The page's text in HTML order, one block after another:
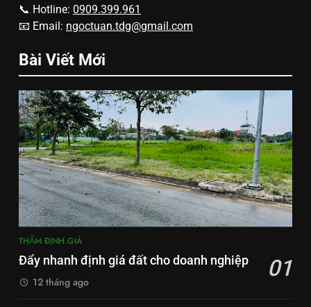
📞 Hotline: 0909.399.961
📧 Email: ngoctuan.tdg@gmail.com
Bài Viết Mới
THẨM ĐỊNH GIÁ
Đẩy nhanh định giá đất cho doanh nghiệp 01
12 tháng ago